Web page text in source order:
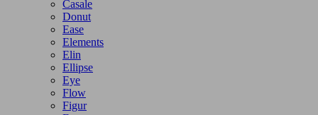
Casale
Donut
Ease
Elements
Elin
Ellipse
Eye
Flow
Figur